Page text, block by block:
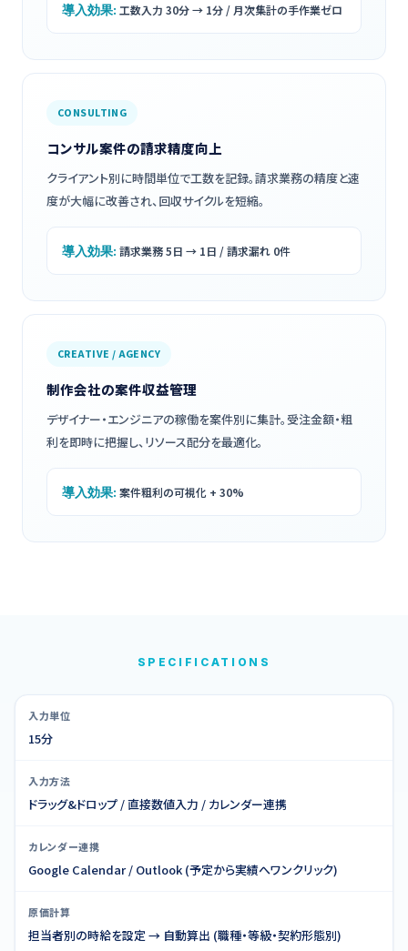
導入効果: 工数入力 30分 → 1分 / 月次集計の手作業ゼロ
CONSULTING
コンサル案件の請求精度向上
クライアント別に時間単位で工数を記録。請求業務の精度と速
度が大幅に改善され、回収サイクルを短縮。
導入効果: 請求業務 5日 → 1日 / 請求漏れ 0件
CREATIVE / AGENCY
制作会社の案件収益管理
デザイナー・エンジニアの稼働を案件別に集計。受注金額・粗
利を即時に把握し、リソース配分を最適化。
導入効果: 案件粗利の可視化 + 30%
SPECIFICATIONS
入力単位
15分
入力方法
ドラッグ&ドロップ / 直接数値入力 / カレンダー連携
カレンダー連携
Google Calendar / Outlook (予定から実績へワンクリック)
原価計算
担当者別の時給を設定 → 自動算出 (職種・等級・契約形態別)